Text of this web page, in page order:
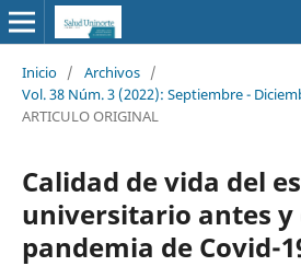
Inicio / Archivos /
Vol. 38 Núm. 3 (2022): Septiembre -
ARTICULO ORIGINAL
Calidad de vida del
universitario antes
pandemia de Covid-